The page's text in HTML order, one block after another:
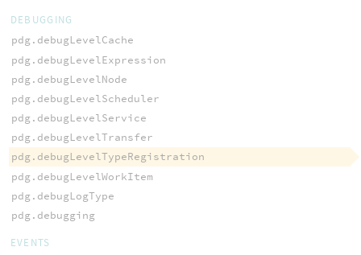
DEBUGGING
pdg.debugLevelCache
pdg.debugLevelExpression
pdg.debugLevelNode
pdg.debugLevelScheduler
pdg.debugLevelService
pdg.debugLevelTransfer
pdg.debugLevelTypeRegistration
pdg.debugLevelWorkItem
pdg.debugLogType
pdg.debugging
EVENTS